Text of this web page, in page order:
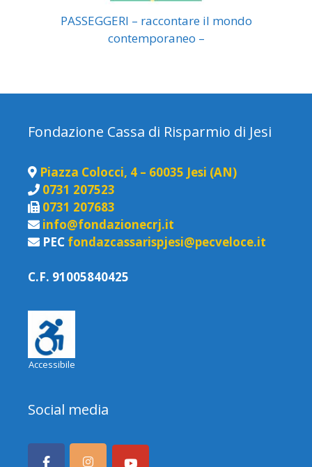
PASSEGGERI – raccontare il mondo
contemporaneo –
Fondazione Cassa di Risparmio di Jesi
Piazza Colocci, 4 – 60035 Jesi (AN)
0731 207523
0731 207683
info@fondazionecrj.it
PEC fondazcassarispjesi@pecveloce.it
C.F. 91005840425
Accessibile
Social media